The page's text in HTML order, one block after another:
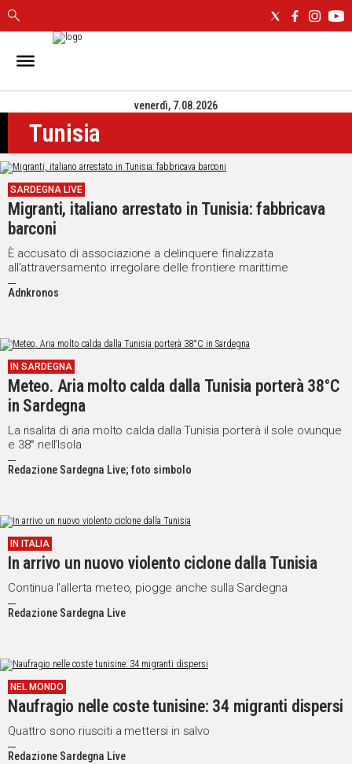
IN
CAGLIARI
SASSARI
NUORO
ORISTANO
SULCIS
GALLURA
OGLIASTRA
MEDIO
CAMPIDANO
POLITICA
IN
ITALIA
NEL
MONDO
SPORT
EVENTI
VIDEO
AL CANALE
WHATSAPP
Social
venerdì, 7.08.2026
Tunisia
SARDEGNA LIVE
Migranti, italiano arrestato in Tunisia: fabbricava
barconi
È accusato di associazione a delinquere finalizzata
all'attraversamento irregolare delle frontiere marittime
Adnkronos
IN SARDEGNA
Meteo. Aria molto calda dalla Tunisia porterà 38°C
in Sardegna
La risalita di aria molto calda dalla Tunisia porterà il sole ovunque
e 38° nell’Isola
Redazione Sardegna Live; foto simbolo
IN ITALIA
In arrivo un nuovo violento ciclone dalla Tunisia
Continua l'allerta meteo, piogge anche sulla Sardegna
Redazione Sardegna Live
NEL MONDO
Naufragio nelle coste tunisine: 34 migranti dispersi
Quattro sono riusciti a mettersi in salvo
Redazione Sardegna Live